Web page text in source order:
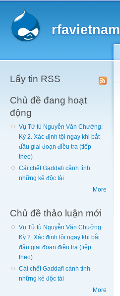
rfavietnam
Lấy tin RSS
Chủ đề đang hoạt
động
Vụ Tử tù Nguyễn Văn Chưởng:
Kỳ 2. Xác định tội ngay khi bắt
đầu giai đoạn điều tra (tiếp
theo)
Cái chết Gaddafi cảnh tỉnh
những kẻ độc tài
More
Chủ đề thảo luận mới
Vụ Tử tù Nguyễn Văn Chưởng:
Kỳ 2. Xác định tội ngay khi bắt
đầu giai đoạn điều tra (tiếp
theo)
Cái chết Gaddafi cảnh tỉnh
những kẻ độc tài
More